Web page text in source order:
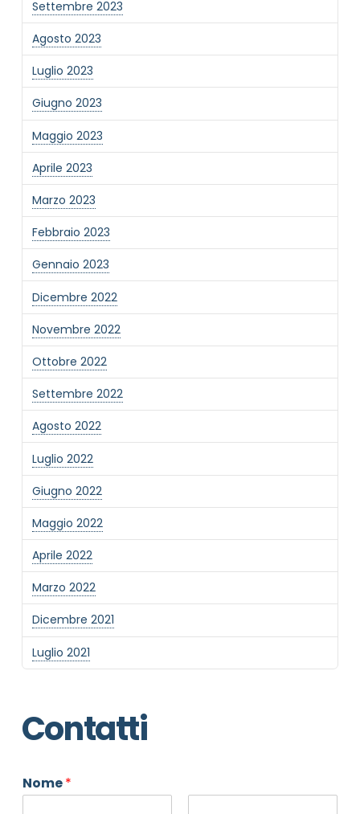
Settembre 2023
Agosto 2023
Luglio 2023
Giugno 2023
Maggio 2023
Aprile 2023
Marzo 2023
Febbraio 2023
Gennaio 2023
Dicembre 2022
Novembre 2022
Ottobre 2022
Settembre 2022
Agosto 2022
Luglio 2022
Giugno 2022
Maggio 2022
Aprile 2022
Marzo 2022
Dicembre 2021
Luglio 2021
Contatti
Nome*